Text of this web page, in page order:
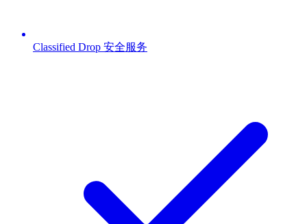
Classified Drop 安全服务